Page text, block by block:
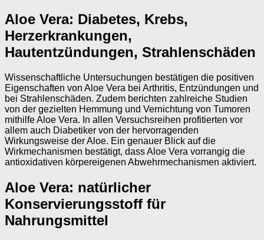
Aloe Vera: Diabetes, Krebs,
Herzerkrankungen,
Hautentzündungen, Strahlenschäden
Wissenschaftliche Untersuchungen bestätigen die positiven
Eigenschaften von Aloe Vera bei Arthritis, Entzündungen und
bei Strahlenschäden. Zudem berichten zahlreiche Studien
von der gezielten Hemmung und Vernichtung von Tumoren
mithilfe Aloe Vera. In allen Versuchsreihen profitierten vor
allem auch Diabetiker von der hervorragenden
Wirkungsweise der Aloe. Ein genauer Blick auf die
Wirkmechanismen bestätigt, dass Aloe Vera vorrangig die
antioxidativen körpereigenen Abwehrmechanismen aktiviert.
Aloe Vera: natürlicher
Konservierungsstoff für
Nahrungsmittel